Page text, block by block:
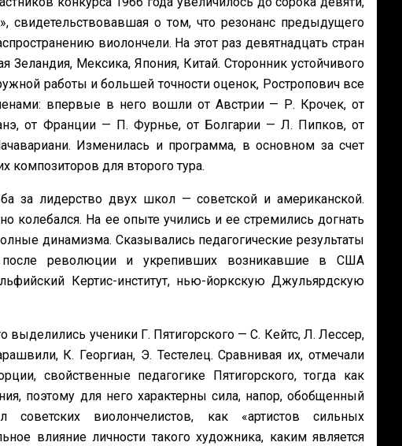
свидетельствовавшая о том, что резонанс предыдущего
виолончели. На этот раз девятнадцать стран
Зеландия, Мексика, Япония, Китай. Сторонник устойчивого
работы и большей точности оценок, Ростропович все
впервые в него вошли от Австрии — Р. Крочек, от
от Франции — П. Фурнье, от Болгарии — Л. Пипков, от
Изменилась и программа, в основном за счет
композиторов для второго тура.
за лидерство двух школ — советской и американской.
колебался. На ее опыте учились и ее стремились догнать
динамизма. Сказывались педагогические результаты
революции и укрепивших возникавшие в США
Кертис-институт, нью-йоркскую Джульярдскую
ученики Г. Пятигорского — С. Кейтс, Л. Лессер,
К. Георгиан, Э. Тестелец. Сравнивая их, отмечали
свойственные педагогике Пятигорского, тогда как
поэтому для него характерны сила, напор, обобщенный
виолончелистов, как «артистов сильных
влияние личности такого художника, каким является